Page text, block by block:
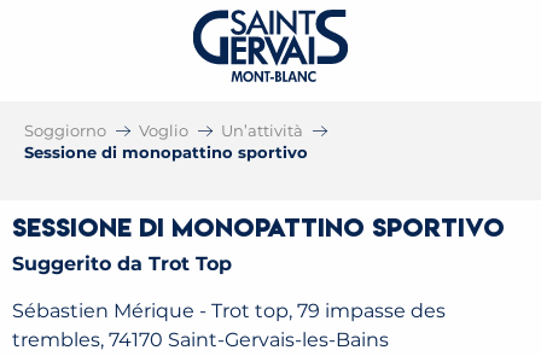
Soggiorno Voglio
Un’attività
Sessione di monopattino sportivo
Sessione di monopattino sportivo
Suggerito da Trot Top
Sébastien Mérique - Trot top, 79 impasse des
trembles, 74170 Saint-Gervais-les-Bains